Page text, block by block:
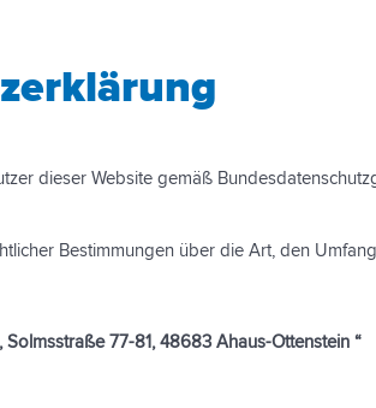
dieser Website gemäß
Bestimmungen über die Art, den
77-81, 48683 Ahaus-Ottenstein “